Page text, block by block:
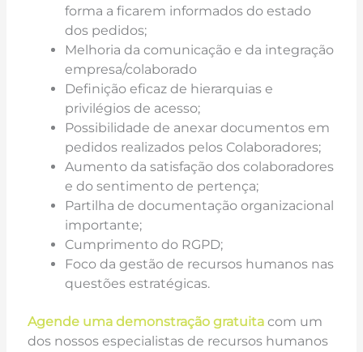
forma a ficarem informados do estado
dos pedidos;
Melhoria da comunicação e da integração
empresa/colaborado
Definição eficaz de hierarquias e
privilégios de acesso;
Possibilidade de anexar documentos em
pedidos realizados pelos Colaboradores;
Aumento da satisfação dos colaboradores
e do sentimento de pertença;
Partilha de documentação organizacional
importante;
Cumprimento do RGPD;
Foco da gestão de recursos humanos nas
questões estratégicas.
Agende uma demonstração gratuita com um
dos nossos especialistas de recursos humanos